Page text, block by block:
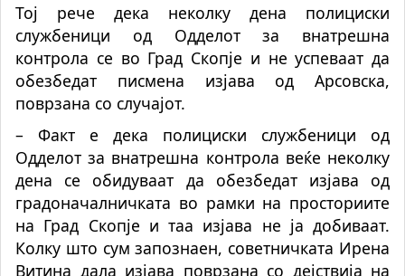
Тој рече дека неколку дена полициски
службеници од Одделот за внатрешна
контрола се во Град Скопје и не успеваат да
обезбедат писмена изјава од Арсовска,
поврзана со случајот.
– Факт е дека полициски службеници од
Одделот за внатрешна контрола веќе неколку
дена се обидуваат да обезбедат изјава од
градоначалничката во рамки на просториите
на Град Скопје и таа изјава не ја добиваат.
Колку што сум запознаен, советничката Ирена
Витина дала изјава поврзана со дејствија на